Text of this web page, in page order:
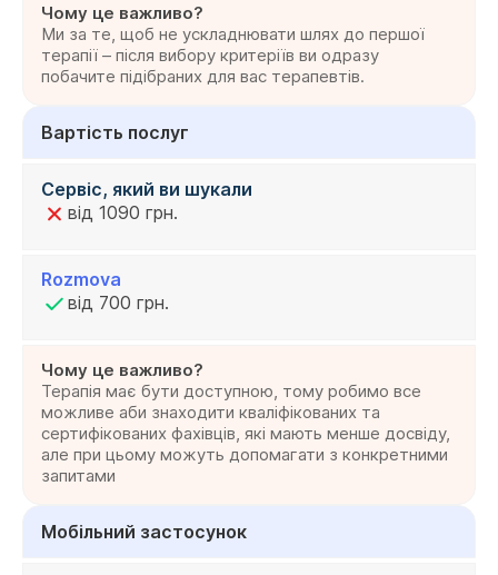
Чому це важливо?
Ми за те, щоб не ускладнювати шлях до першої
терапії – після вибору критеріїв ви одразу
побачите підібраних для вас терапевтів.
Вартість послуг
Сервіс, який ви шукали
від 1090 грн.
Rozmova
від 700 грн.
Чому це важливо?
Терапія має бути доступною, тому робимо все
можливе аби знаходити кваліфікованих та
сертифікованих фахівців, які мають менше досвіду,
але при цьому можуть допомагати з конкретними
запитами
Мобільний застосунок